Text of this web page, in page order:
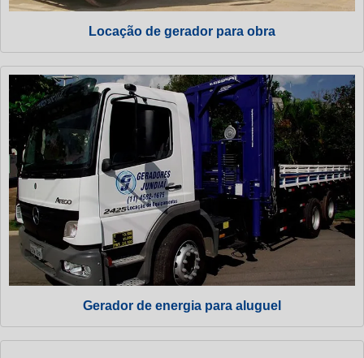
Locação de gerador para obra
Gerador de energia para aluguel